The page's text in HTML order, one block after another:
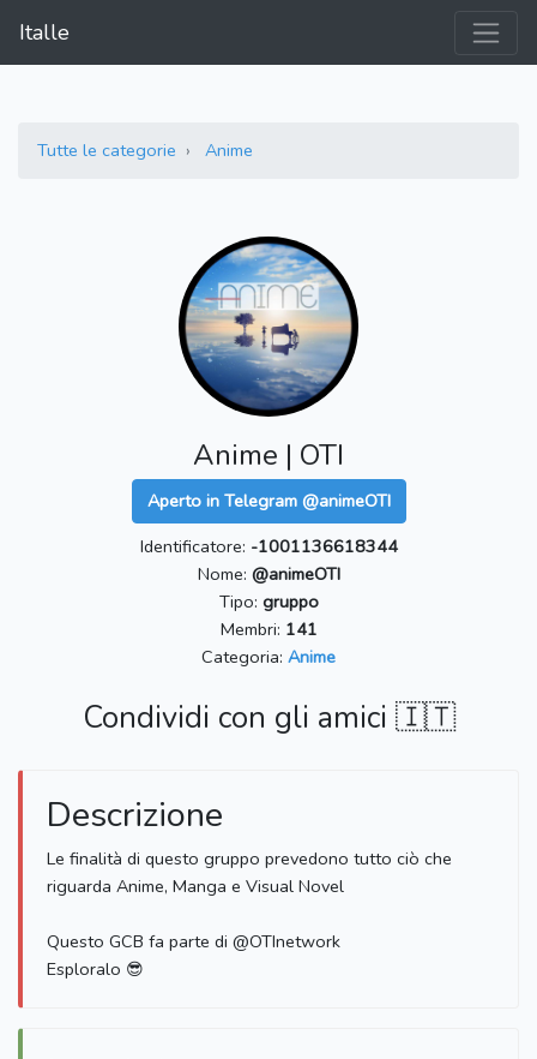
Italle
Tutte le categorie Anime
Anime | OTI
Aperto in Telegram @animeOTI
Identificatore: -1001136618344
Nome: @animeOTI
Tipo: gruppo
Membri: 141
Categoria: Anime
Condividi con gli amici 🇮🇹
Descrizione
Le finalità di questo gruppo prevedono tutto ciò che
riguarda Anime, Manga e Visual Novel
Questo GCB fa parte di @OTInetwork
Esploralo 😎